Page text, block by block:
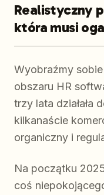
Realistyczny
która musi
Wyobraźmy
obszaru HR
trzy lata działała
kilkanaście
organiczny i
Na początku
coś